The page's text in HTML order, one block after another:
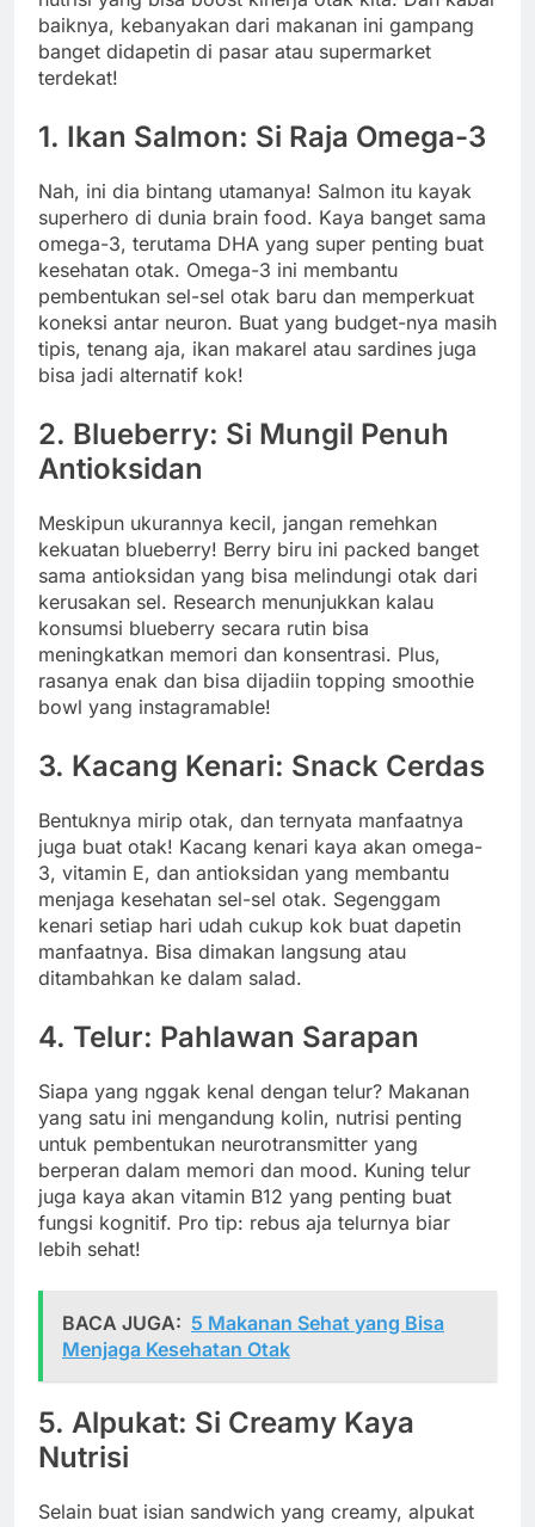
baiknya, kebanyakan dari makanan ini gampang
banget didapetin di pasar atau supermarket
terdekat!
1. Ikan Salmon: Si Raja Omega-3
Nah, ini dia bintang utamanya! Salmon itu kayak
superhero di dunia brain food. Kaya banget sama
omega-3, terutama DHA yang super penting buat
kesehatan otak. Omega-3 ini membantu
pembentukan sel-sel otak baru dan memperkuat
koneksi antar neuron. Buat yang budget-nya masih
tipis, tenang aja, ikan makarel atau sardines juga
bisa jadi alternatif kok!
2. Blueberry: Si Mungil Penuh
Antioksidan
Meskipun ukurannya kecil, jangan remehkan
kekuatan blueberry! Berry biru ini packed banget
sama antioksidan yang bisa melindungi otak dari
kerusakan sel. Research menunjukkan kalau
konsumsi blueberry secara rutin bisa
meningkatkan memori dan konsentrasi. Plus,
rasanya enak dan bisa dijadiin topping smoothie
bowl yang instagramable!
3. Kacang Kenari: Snack Cerdas
Bentuknya mirip otak, dan ternyata manfaatnya
juga buat otak! Kacang kenari kaya akan omega-
3, vitamin E, dan antioksidan yang membantu
menjaga kesehatan sel-sel otak. Segenggam
kenari setiap hari udah cukup kok buat dapetin
manfaatnya. Bisa dimakan langsung atau
ditambahkan ke dalam salad.
4. Telur: Pahlawan Sarapan
Siapa yang nggak kenal dengan telur? Makanan
yang satu ini mengandung kolin, nutrisi penting
untuk pembentukan neurotransmitter yang
berperan dalam memori dan mood. Kuning telur
juga kaya akan vitamin B12 yang penting buat
fungsi kognitif. Pro tip: rebus aja telurnya biar
lebih sehat!
BACA JUGA: 5 Makanan Sehat yang Bisa
Menjaga Kesehatan Otak
5. Alpukat: Si Creamy Kaya
Nutrisi
Selain buat isian sandwich yang creamy, alpukat